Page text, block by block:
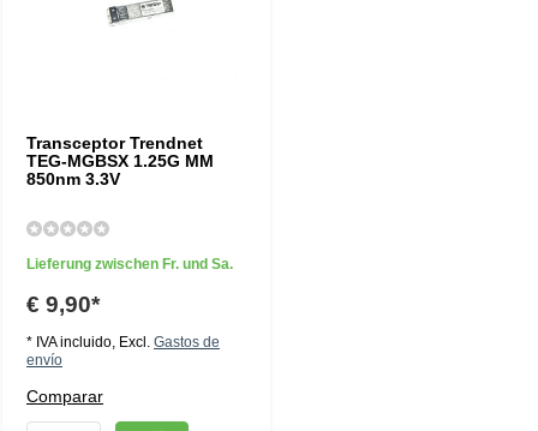
Transceptor Trendnet
TEG-MGBSX 1.25G MM
850nm 3.3V
Lieferung zwischen Fr. und Sa.
€ 9,90*
* IVA incluido, Excl. Gastos de
envío
Comparar